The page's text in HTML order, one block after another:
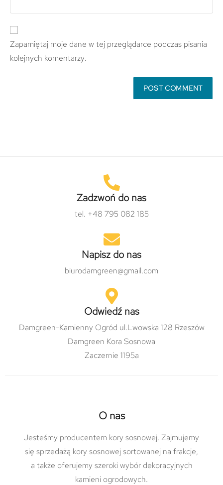
Zapamiętaj moje dane w tej przeglądarce podczas pisania
kolejnych komentarzy.
Zadzwoń do nas
tel. +48 795 082 185
Napisz do nas
biurodamgreen@gmail.com
Odwiedź nas
Damgreen-Kamienny Ogród ul.Lwowska 128 Rzeszów
Damgreen Kora Sosnowa
Zaczernie 1195a
O nas
Jesteśmy producentem kory sosnowej. Zajmujemy
się sprzedażą kory sosnowej sortowanej na frakcje,
a także oferujemy szeroki wybór dekoracyjnych
kamieni ogrodowych.